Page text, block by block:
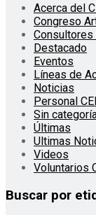
Acerca del
Congreso
Consultores
Destacado
Eventos
Líneas de
Noticias
Personal
Sin
Últimas
Ultimas
Videos
Voluntarios
Buscar por